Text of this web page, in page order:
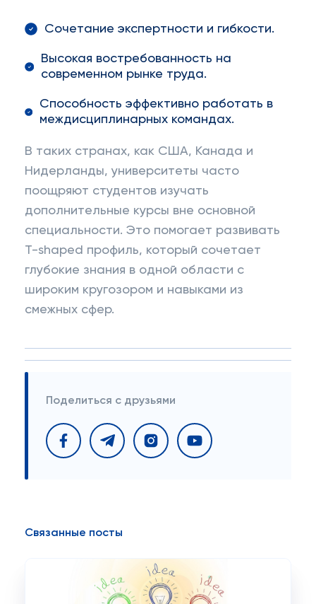
Сочетание экспертности и гибкости.
Высокая востребованность на
современном рынке труда.
Способность эффективно работать в
междисциплинарных командах.
В таких странах, как США, Канада и
Нидерланды, университеты часто
поощряют студентов изучать
дополнительные курсы вне основной
специальности. Это помогает развивать
T-shaped профиль, который сочетает
глубокие знания в одной области с
широким кругозором и навыками из
смежных сфер.
Поделиться с друзьями
Связанные посты